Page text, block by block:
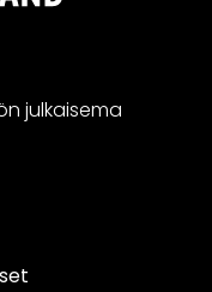
julkaisema